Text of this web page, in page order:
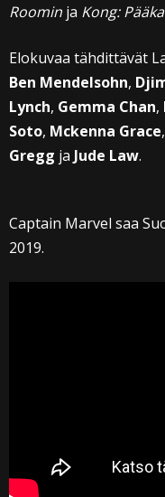
Roomin ja Kong:
Elokuvaa tähdittävät
Ben Mendelsohn,
Lynch, Gemma Chan,
Soto, Mckenna Grace,
Gregg ja Jude Law.
Captain Marvel saa
2019.